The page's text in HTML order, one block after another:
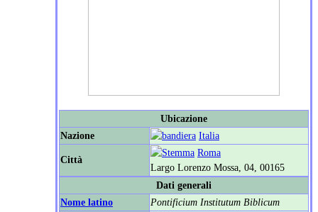
Ubicazione
Nazione
Italia
Città
Roma
Largo Lorenzo Mossa, 04, 00165
Dati generali
Nome latino
Pontificium Institutum Biblicum